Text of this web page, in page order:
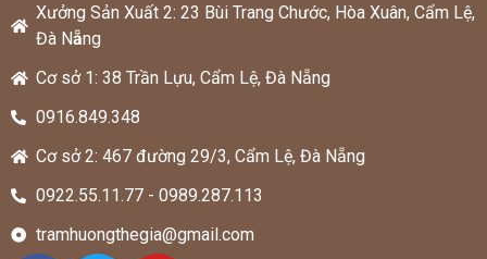
Xưởng Sản Xuất 2: 23 Bùi Trang Chước, Hòa Xuân, Cẩm Lệ,
Đà Nẵng
Cơ sở 1: 38 Trần Lựu, Cẩm Lệ, Đà Nẵng
0916.849.348
Cơ sở 2: 467 đường 29/3, Cẩm Lệ, Đà Nẵng
0922.55.11.77 - 0989.287.113
tramhuongthegia@gmail.com